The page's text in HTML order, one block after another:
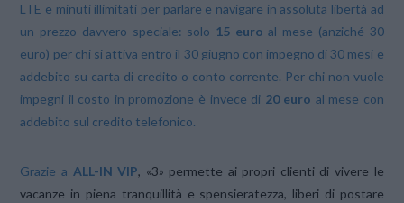
LTE e minuti illimitati per parlare e navigare in assoluta libertà ad
un prezzo davvero speciale: solo 15 euro al mese (anziché 30
euro) per chi si attiva entro il 30 giugno con impegno di 30 mesi e
addebito su carta di credito o conto corrente. Per chi non vuole
impegni il costo in promozione è invece di 20 euro al mese con
addebito sul credito telefonico.
Grazie a ALL-IN VIP, «3» permette ai propri clienti di vivere le
vacanze in piena tranquillità e spensieratezza, liberi di postare